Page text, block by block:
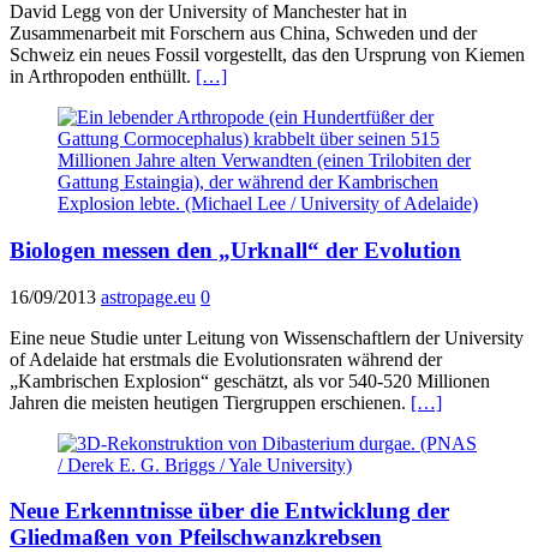
David Legg von der University of Manchester hat in
Zusammenarbeit mit Forschern aus China, Schweden und der
Schweiz ein neues Fossil vorgestellt, das den Ursprung von Kiemen
in Arthropoden enthüllt. […]
Biologen messen den „Urknall“ der Evolution
16/09/2013 astropage.eu 0
Eine neue Studie unter Leitung von Wissenschaftlern der University
of Adelaide hat erstmals die Evolutionsraten während der
„Kambrischen Explosion“ geschätzt, als vor 540-520 Millionen
Jahren die meisten heutigen Tiergruppen erschienen. […]
Neue Erkenntnisse über die Entwicklung der
Gliedmaßen von Pfeilschwanzkrebsen